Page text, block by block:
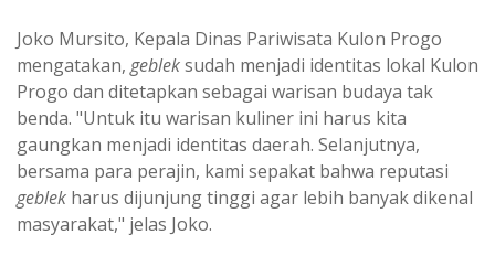
Joko Mursito, Kepala Dinas Pariwisata Kulon Progo
mengatakan, gebleksudah menjadi identitas lokal Kulon
Progo dan ditetapkan sebagai warisan budaya tak
benda. "Untuk itu warisan kuliner ini harus kita
gaungkan menjadi identitas daerah. Selanjutnya,
bersama para perajin, kami sepakat bahwa reputasi
geblek harus dijunjung tinggi agar lebih banyak dikenal
masyarakat," jelas Joko.